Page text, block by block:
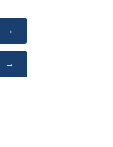
→
→